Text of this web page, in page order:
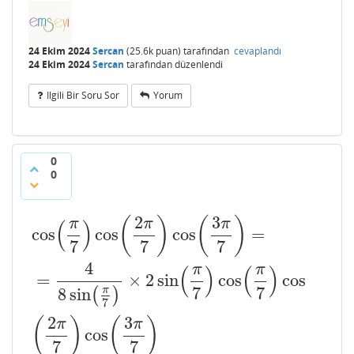
24 Ekim 2024Sercan (25.6k puan) tarafından cevaplandı
24 Ekim 2024Sercan tarafındandüzenlendi
Ilgili Bir Soru Sor Yorum
0
0
cos( π
7 ) cos( 2π
7 ) cos( 3π
7 ) =
=
4
8sin( π
7 )
× 2sin( π
7 ) cos( π
7 ) cos
( 2π
7 ) cos( 3π
7 )